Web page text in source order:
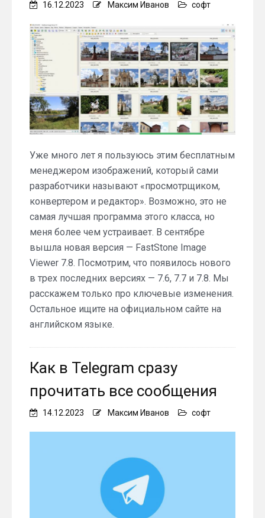
16.12.2023 Максим Иванов софт
Уже много лет я пользуюсь этим бесплатным
менеджером изображений, который сами
разработчики называют «просмотрщиком,
конвертером и редактор». Возможно, это не
самая лучшая программа этого класса, но
меня более чем устраивает. В сентябре
вышла новая версия — FastStone Image
Viewer 7.8. Посмотрим, что появилось нового
в трех последних версиях — 7.6, 7.7 и 7.8. Мы
расскажем только про ключевые изменения.
Остальное ищите на официальном сайте на
английском языке.
Как в Telegram сразу
прочитать все сообщения
14.12.2023 Максим Иванов софт